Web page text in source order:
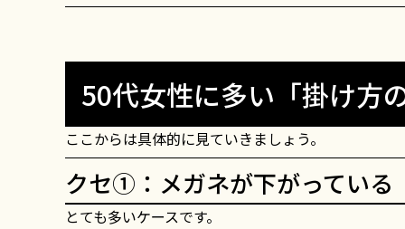
50代女性に多い「掛け方
ここからは具体的に見ていきましょう。
クセ①：メガネが下がっている
とても多いケースです。